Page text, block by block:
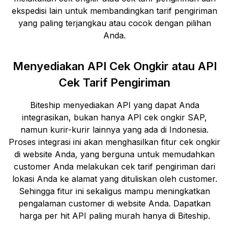
ekspedisi lain untuk membandingkan tarif pengiriman
yang paling terjangkau atau cocok dengan pilihan
Anda.
Menyediakan API Cek Ongkir atau API
Cek Tarif Pengiriman
Biteship menyediakan API yang dapat Anda
integrasikan, bukan hanya API cek ongkir SAP,
namun kurir-kurir lainnya yang ada di Indonesia.
Proses integrasi ini akan menghasilkan fitur cek ongkir
di website Anda, yang berguna untuk memudahkan
customer Anda melakukan cek tarif pengiriman dari
lokasi Anda ke alamat yang dituliskan oleh customer.
Sehingga fitur ini sekaligus mampu meningkatkan
pengalaman customer di website Anda. Dapatkan
harga per hit API paling murah hanya di Biteship.